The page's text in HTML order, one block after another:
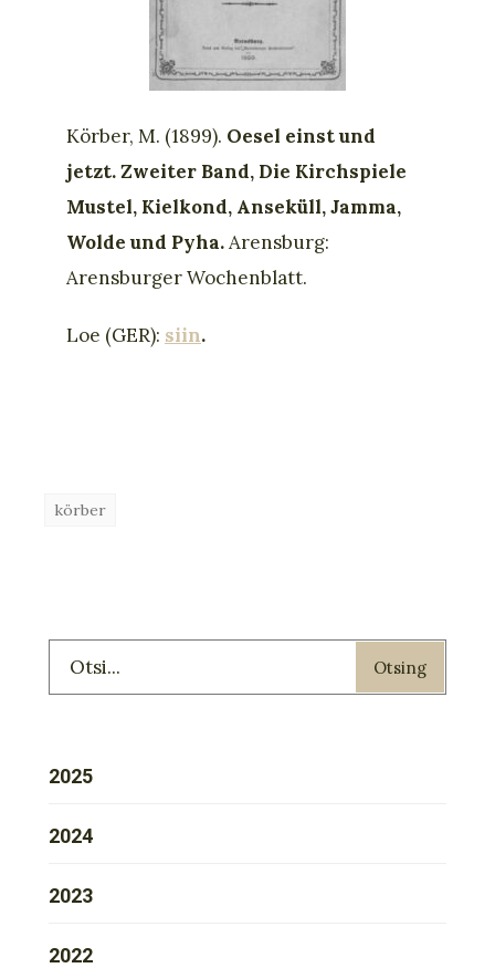
Körber, M. (1899). Oesel einst und
jetzt.Zweiter Band, Die Kirchspiele
Mustel, Kielkond, Anseküll, Jamma,
Wolde und Pyha.Arensburg:
Arensburger Wochenblatt.
Loe (GER): siin.
körber
Otsing
2025
2024
2023
2022